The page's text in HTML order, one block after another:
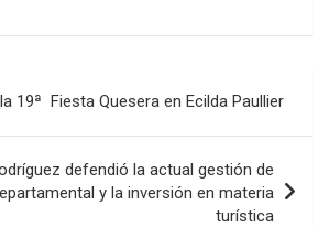
s
A
p
ke
dI
n
m
p
ar
tir
19ª Fiesta Quesera en Ecilda Paullier
defendió la actual gestión de
y la inversión en materia
turística